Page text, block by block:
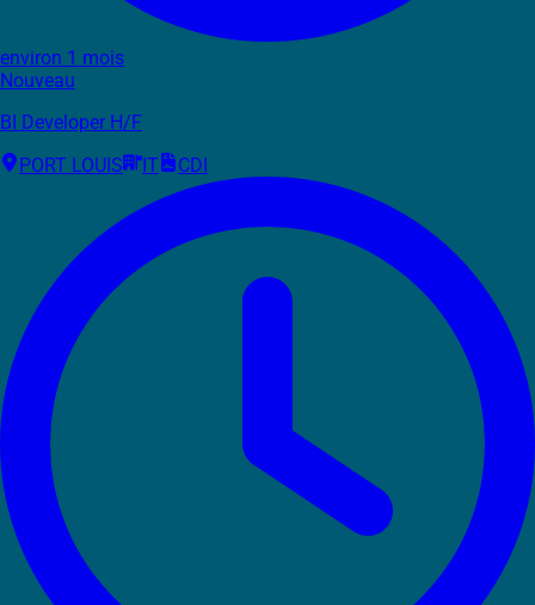
environ 1 mois
Nouveau
BI Developer H/F
PORT LOUIS
IT CDI